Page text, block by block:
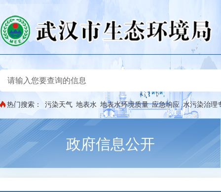
热门搜索： 污染天气 地表水 地表水环境质量 应急响应 水污染治理
政府信息公开